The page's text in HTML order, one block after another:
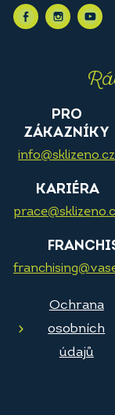
PRO
ZÁKAZNÍKY
info@sklizeno.cz
KARIÉRA
Ochrana
osobních
údajů